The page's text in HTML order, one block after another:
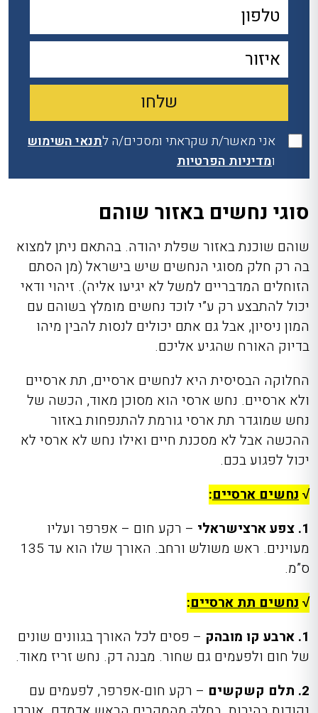
אני מאשר/ת שקראתי ומסכים/ה לתנאי השימוש
ומדיניות הפרטיות
סוגי נחשים באזור שוהם
שוהם שוכנת באזור שפלת יהודה. בהתאם ניתן למצוא
בה רק חלק מסוגי הנחשים שיש בישראל (מן הסתם
הזוחלים המדבריים למשל לא יגיעו אליה). זיהוי ודאי
יכול להתבצע רק ע”י לוכד נחשים מומלץ בשוהם עם
המון ניסיון, אבל גם אתם יכולים לנסות להבין מיהו
בדיוק האורח שהגיע אליכם.
החלוקה הבסיסית היא לנחשים ארסיים, תת ארסיים
ולא ארסיים. נחש ארסי הוא מסוכן מאוד, הכשה של
נחש שמוגדר תת ארסי גורמת להתנפחות באזור
ההכשה אבל לא מסכנת חיים ואילו נחש לא ארסי לא
יכול לפגוע בכם.
√נחשים ארסיים:
1. צפע ארצישראלי
– רקע חום – אפרפר ועליו
מעוינים. ראש משולש ורחב. האורך שלו הוא עד 135
ס”מ.
√נחשים תת ארסיים:
1. ארבע קו מובהק
– פסים לכל האורך בגוונים שונים
של חום ולפעמים גם שחור. מבנה דק. נחש זריז מאוד.
2. תלם קשקשים
– רקע חום-אפרפר, לפעמים עם